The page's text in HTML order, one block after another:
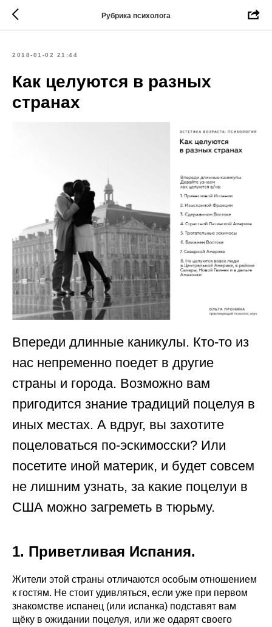
Рубрика психолога
2018-01-02 21:44
Как целуются в разных
странах
Впереди длинные каникулы. Кто-то из
нас непременно поедет в другие
страны и города. Возможно вам
пригодится знание традиций поцелуя в
иных местах. А вдруг, вы захотите
поцеловаться по-эскимосски? Или
посетите иной материк, и будет совсем
не лишним узнать, за какие поцелуи в
США можно загреметь в тюрьму.
1. Приветливая Испания.
Жители этой страны отличаются особым отношением
к гостям. Не стоит удивляться, если уже при первом
знакомстве испанец (или испанка) подставят вам
щёку в ожидании поцелуя, или же одарят своего